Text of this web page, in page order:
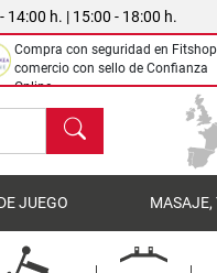
14:00 h. | 15:00 - 18:00 h.
Compra con seguridad en
comercio con sello de Confianza
Online.
Buscar
JUEGO MASAJE,